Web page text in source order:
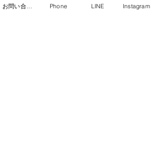
お問い合わせ Phone LINE Instagram